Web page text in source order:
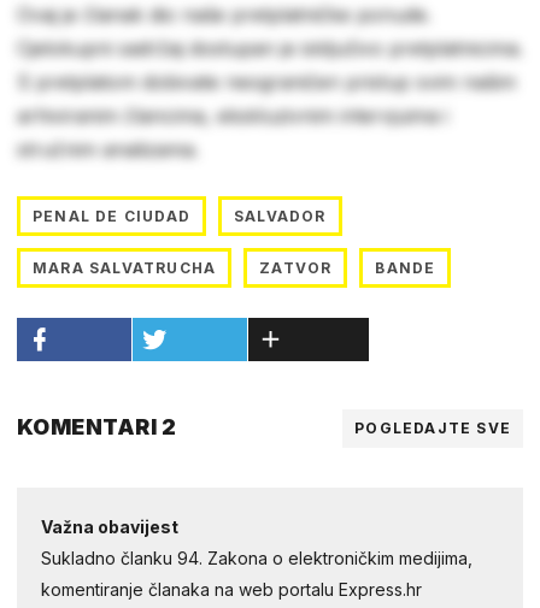
Ovaj je članak dio naše pretplatničke ponude.
Cjelokupni sadržaj dostupan je isključivo pretplatnicima.
S pretplatom dobivate neograničen pristup svim našim
arhiviranim člancima, ekskluzivnim intervjuima i
stručnim analizama.
PENAL DE CIUDAD SALVADOR
MARA SALVATRUCHA ZATVOR BANDE
KOMENTARI 2 POGLEDAJTE SVE
Važna obavijest
Sukladno članku 94. Zakona o elektroničkim medijima,
komentiranje članaka na web portalu Express.hr